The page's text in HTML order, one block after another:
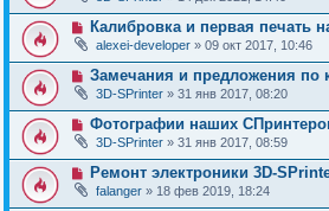
Калибровка и первая печать
alexei-developer » 09 окт 2017, 10:46
Замечания и предложения по
3D-SPrinter » 31 янв 2017, 08:20
Фотографии наших
3D-SPrinter » 31 янв 2017, 08:59
Ремонт электроники 3D-
falanger » 18 фев 2019, 18:24